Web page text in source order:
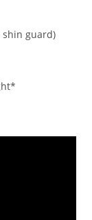
shin guard)